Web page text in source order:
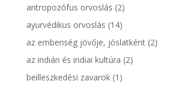
antropozófus orvoslás (2)
ayurvédikus orvoslás (14)
az emberiség jövője, jóslatként(2)
az indián és indiai kultúra (2)
beilleszkedési zavarok(1)